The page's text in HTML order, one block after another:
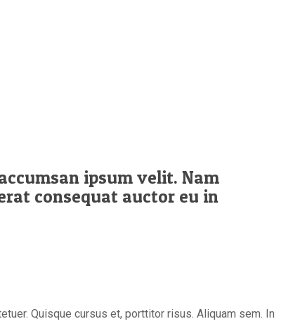
ipsum velit. Nam
consequat auctor eu in
Quisque cursus et, porttitor risus. Aliquam sem. In